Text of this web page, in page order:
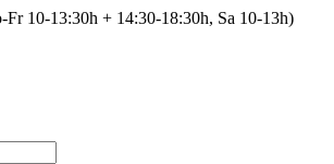
Fr 10-13:30h + 14:30-18:30h, Sa 10-13h)